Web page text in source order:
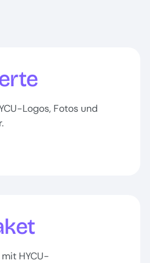
Logos, Fotos und
HYCU-